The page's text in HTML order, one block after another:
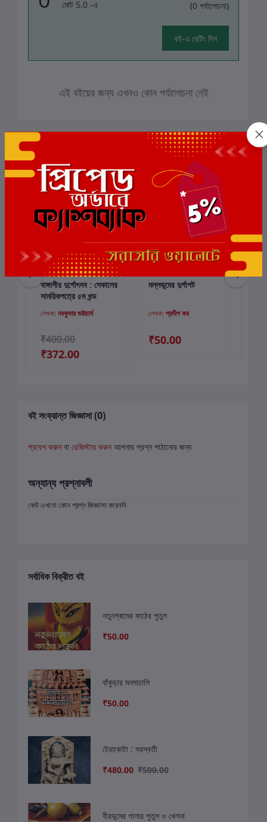
মোট 5.0 -এ (0 পর্যালোচনা)
বই-এ রেটিং দিন
এই বইয়ের জন্য এখনও কোন পর্যালোচনা নেই
সংশ্লিষ্ট বই
কার্টে যোগ করুন
বাঙ্গালীর দুর্গোৎসব : সেকালের
সাময়িকপত্রে ৫ম খন্ড
লেখক: নবকুমার ভট্টাচার্য
₹400.00
₹372.00
কার্টে যোগ করুন
মল্লভূমের দুর্গাপট
লেখক: প্রদীপ কর
₹50.00
বই সংক্রান্ত জিজ্ঞাসা (0)
প্রবেশ করুন বা রেজিস্টার করুন আপনার প্রশ্ন পাঠানোর জন্য
অন্যান্য প্রশ্নাবলী
কেউ এখনো কোন প্রশ্ন জিজ্ঞাসা করেননি
সর্বাধিক বিক্রীত বই
নতুনগ্ৰামের কাঠের পুতুল
₹50.00
বাঁকুড়ার মনসাচালি
₹50.00
টেরাকোটা : সরস্বতী
₹480.00 ₹500.00
বীরভূমের গালার পুতুল ও খেলনা